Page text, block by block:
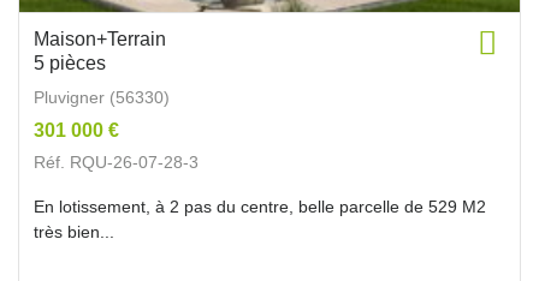
Maison+Terrain
5 pièces
Pluvigner (56330)
301 000 €
Réf. RQU-26-07-28-3
En lotissement, à 2 pas du centre, belle parcelle de 529 M2
très bien...